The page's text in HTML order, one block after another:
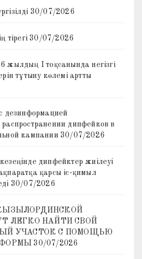
30/07/2026
тірегі 30/07/2026
жылдың I тоқсанында негізгі
тұтыну көлемі артты
дезинформацией
дипфейков в
кампании 30/07/2026
дипфейктер жиілеуі
қарсы іс-қимыл
30/07/2026
ЛЕГКО НАЙТИ СВОЙ
УЧАСТОК С ПОМОЩЬЮ
30/07/2026